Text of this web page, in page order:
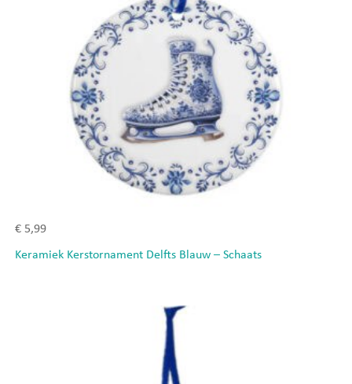
€5,99
Keramiek Kerstornament Delfts Blauw – Schaats